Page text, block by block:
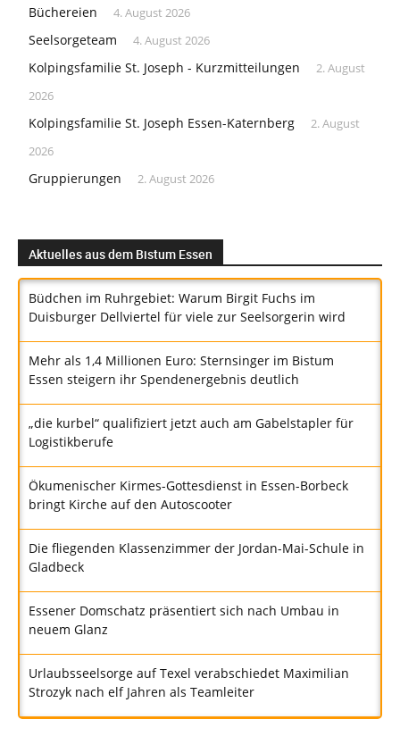
Büchereien 4. August 2026
Seelsorgeteam 4. August 2026
Kolpingsfamilie St. Joseph - Kurzmitteilungen
2. August
2026
Kolpingsfamilie St. Joseph Essen-Katernberg
2. August
2026
Gruppierungen 2. August 2026
Aktuelles aus dem Bistum Essen
Büdchen im Ruhrgebiet: Warum Birgit Fuchs im
Duisburger Dellviertel für viele zur Seelsorgerin wird
Mehr als 1,4 Millionen Euro: Sternsinger im Bistum
Essen steigern ihr Spendenergebnis deutlich
„die kurbel“ qualifiziert jetzt auch am Gabelstapler für
Logistikberufe
Ökumenischer Kirmes-Gottesdienst in Essen-Borbeck
bringt Kirche auf den Autoscooter
Die fliegenden Klassenzimmer der Jordan-Mai-Schule in
Gladbeck
Essener Domschatz präsentiert sich nach Umbau in
neuem Glanz
Urlaubsseelsorge auf Texel verabschiedet Maximilian
Strozyk nach elf Jahren als Teamleiter